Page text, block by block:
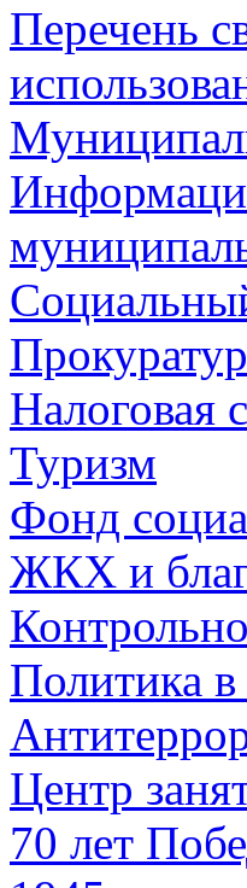
Перечень
Налоговая
Туризм
Фонд
ЖКХ и
Политика
Центр
70 лет